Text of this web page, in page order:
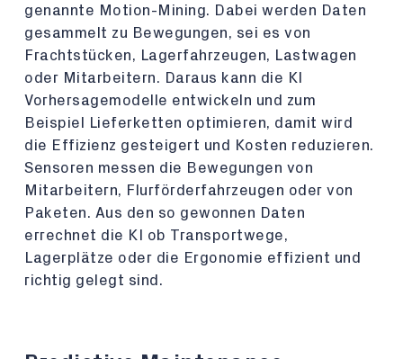
genannte Motion-Mining. Dabei werden Daten
gesammelt zu Bewegungen, sei es von
Frachtstücken, Lagerfahrzeugen, Lastwagen
oder Mitarbeitern. Daraus kann die KI
Vorhersagemodelle entwickeln und zum
Beispiel Lieferketten optimieren, damit wird
die Effizienz gesteigert und Kosten reduzieren.
Sensoren messen die Bewegungen von
Mitarbeitern, Flurförderfahrzeugen oder von
Paketen. Aus den so gewonnen Daten
errechnet die KI ob Transportwege,
Lagerplätze oder die Ergonomie effizient und
richtig gelegt sind.